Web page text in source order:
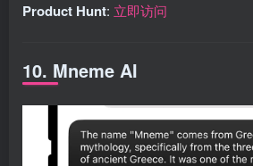
Product Hunt: 立即访问
10. Mneme AI